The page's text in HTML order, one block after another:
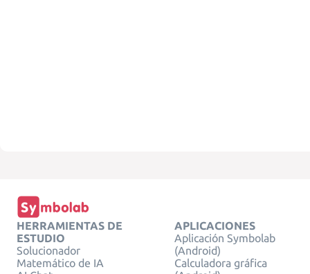
HERRAMIENTAS DE
ESTUDIO
Solucionador
Matemático de IA
APLICACIONES
Aplicación Symbolab
(Android)
Calculadora gráfica